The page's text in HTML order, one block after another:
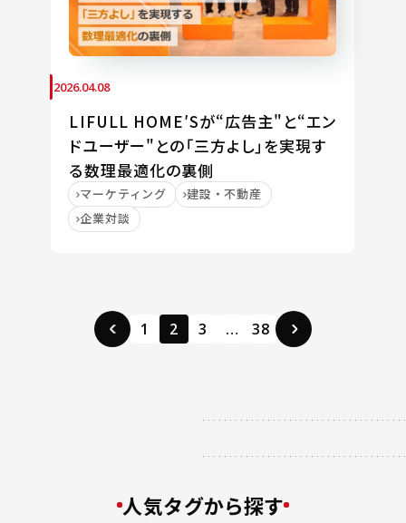
2026.04.08
LIFULL HOME′Sが“広告主"と“エン
ドユーザー"との「三方よし」を実現す
る数理最適化の裏側
マーケティング
建設・不動産
企業対談
1 2 3 … 38
人気タグから探す